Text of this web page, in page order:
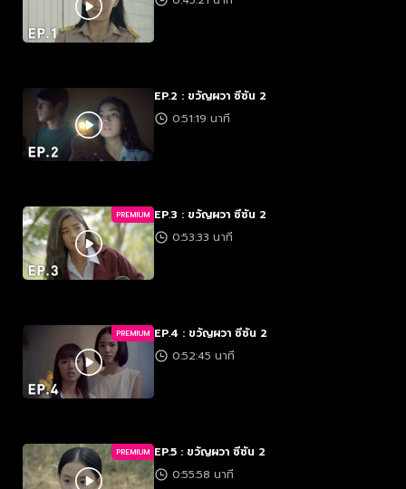
EP.2 : ขวัญผวา ซีซัน 2
0:51:19 นาที
PREMIUM EP.3 : ขวัญผวา ซีซัน 2
0:53:33 นาที
PREMIUM EP.4 : ขวัญผวา ซีซัน 2
0:52:45 นาที
PREMIUM EP.5 : ขวัญผวา ซีซัน 2
0:55:58 นาที